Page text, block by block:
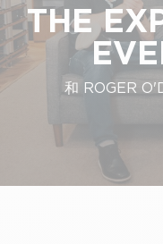
THE
和 ROGER